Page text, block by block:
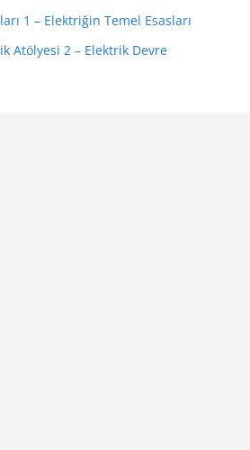
1 – Elektriğin Temel Esasları
Atölyesi 2 – Elektrik Devre